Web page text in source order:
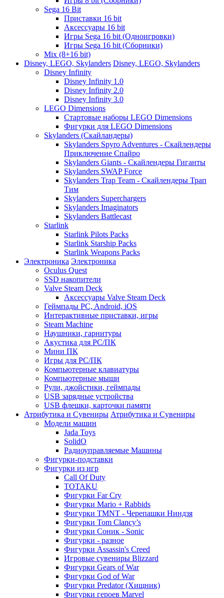
Sega 16 Bit
Приставки 16 bit
Аксессуары 16 bit
Игры Sega 16 bit (Одноигровки)
Игры Sega 16 bit (Сборники)
Mix (8+16 bit)
Disney, LEGO, Skylanders Disney, LEGO, Skylanders
Disney Infinity
Disney Infinity 1.0
Disney Infinity 2.0
Disney Infinity 3.0
LEGO Dimensions
Стартовые наборы LEGO Dimensions
Фигурки для LEGO Dimensions
Skylanders (Скайландеры)
Skylanders Spyro Adventures - Скайлендеры
Приключение Спайро
Skylanders Giants - Скайлендеры Гиганты
Skylanders SWAP Force
Skylanders Trap Team - Скайлендеры Трап
Тим
Skylanders Superchargers
Skylanders Imaginators
Skylanders Battlecast
Starlink
Starlink Pilots Packs
Starlink Starship Packs
Starlink Weapons Packs
Электроника Электроника
Oculus Quest
SSD накопители
Valve Steam Deck
Аксессуары Valve Steam Deck
Геймпады PC, Android, iOS
Интерактивные приставки, игры
Steam Machine
Наушники, гарнитуры
Акустика для PC/ПК
Мини ПК
Игры для PC/ПК
Компьютерные клавиатуры
Компьютерные мыши
Рули, джойстики, геймпады
USB зарядные устройства
USB флешки, карточки памяти
Атрибутика и Сувениры Атрибутика и Сувениры
Модели машин
Jada Toys
SolidO
Радиоуправляемые Машины
Фигурки-подставки
Фигурки из игр
Call Of Duty
TOTAKU
Фигурки Far Cry
Фигурки Mario + Rabbids
Фигурки TMNT - Черепашки Ниндзя
Фигурки Tom Clancy’s
Фигурки Соник - Sonic
Фигурки - разное
Фигурки Assassin's Creed
Игровые сувениры Blizzard
Фигурки Gears of War
Фигурки God of War
Фигурки Predator (Хищник)
Фигурки героев Marvel